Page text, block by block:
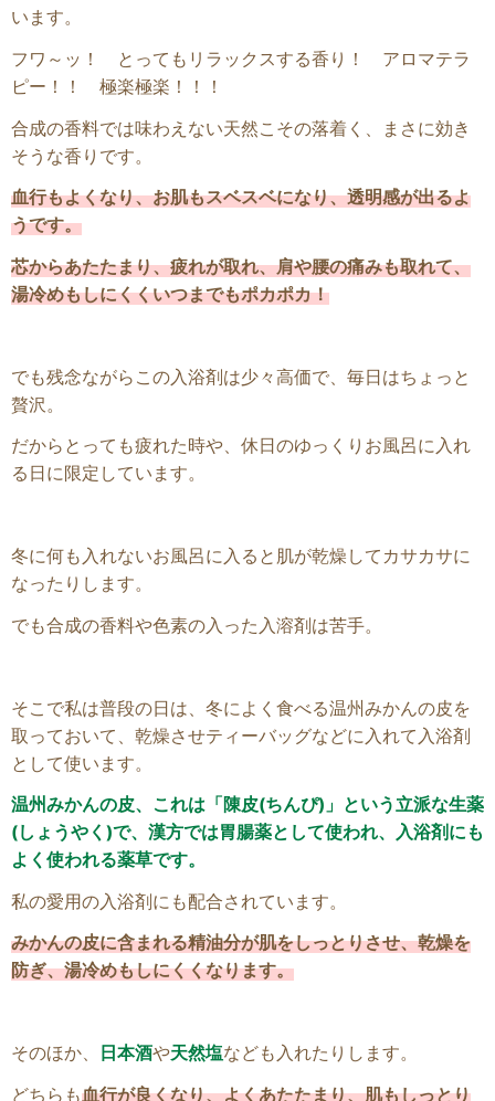
います。
フワ～ッ！ とってもリラックスする香り！ アロマテラ
ピー！！ 極楽極楽！！！
合成の香料では味わえない天然こその落着く、まさに効き
そうな香りです。
血行もよくなり、お肌もスベスベになり、透明感が出るよ
うです。
芯からあたたまり、疲れが取れ、肩や腰の痛みも取れて、
湯冷めもしにくくいつまでもポカポカ！
でも残念ながらこの入浴剤は少々高価で、毎日はちょっと
贅沢。
だからとっても疲れた時や、休日のゆっくりお風呂に入れ
る日に限定しています。
冬に何も入れないお風呂に入ると肌が乾燥してカサカサに
なったりします。
でも合成の香料や色素の入った入溶剤は苦手。
そこで私は普段の日は、冬によく食べる温州みかんの皮を
取っておいて、乾燥させティーバッグなどに入れて入浴剤
として使います。
温州みかんの皮、これは「陳皮(ちんぴ)」という立派な生薬
(しょうやく)で、漢方では胃腸薬として使われ、入浴剤にも
よく使われる薬草です。
私の愛用の入浴剤にも配合されています。
みかんの皮に含まれる精油分が肌をしっとりさせ、乾燥を
防ぎ、湯冷めもしにくくなります。
そのほか、 日本酒や天然塩なども入れたりします。
どちらも血行が良くなり、よくあたたまり、肌もしっとり